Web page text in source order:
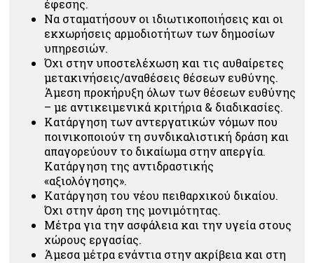
έφεσης.
Να σταματήσουν οι ιδιωτικοποιήσεις και οι
εκχωρήσεις αρμοδιοτήτων των δημοσίων
υπηρεσιών.
Όχι στην υποστελέχωση και τις αυθαίρετες
μετακινήσεις/αναθέσεις θέσεων ευθύνης.
Άμεση προκήρυξη όλων των θέσεων ευθύνης
– με αντικειμενικά κριτήρια & διαδικασίες.
Κατάργηση των αντεργατικών νόμων που
ποινικοποιούν τη συνδικαλιστική δράση και
απαγορεύουν το δικαίωμα στην απεργία.
Κατάργηση της αντιδραστικής
«αξιολόγησης».
Κατάργηση του νέου πειθαρχικού δικαίου.
Όχι στην άρση της μονιμότητας.
Μέτρα για την ασφάλεια και την υγεία στους
χώρους εργασίας.
Άμεσα μέτρα ενάντια στην ακρίβεια και στη